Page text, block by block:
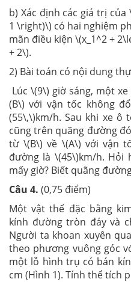
b) Xác định các giá trị
1 \right)\) có hai nghiệm
mãn điều kiện \(x_1^2 +
+ 2\).
2) Bài toán có nội dung
Lúc \(9\) giờ sáng, một
(B\) với vận tốc không
(55\,\)km/h. Sau khi xe ô
cũng trên quãng đường
từ \(B\) về \(A\) với vận
đường là \(45\)km/h. Hỏi
mấy giờ? Biết quãng
Câu 4. (0,75 điểm)
Một vật thể đặc bằng
kính đường tròn đáy và
Người ta khoan xuyên
theo phương vuông góc
một lỗ hình trụ có bán
cm (Hình 1). Tính thể tích